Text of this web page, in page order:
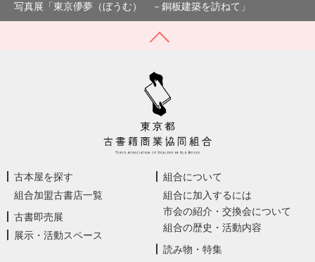
写真展「東京儚夢（ぼうむ） －銅板建築を訪ねて」
古本屋を探す
組合加盟古書店一覧
古書即売展
展示・活動スペース
組合について
組合に加入するには
市会の紹介・交換会について
組合の歴史・活動内容
読み物・特集